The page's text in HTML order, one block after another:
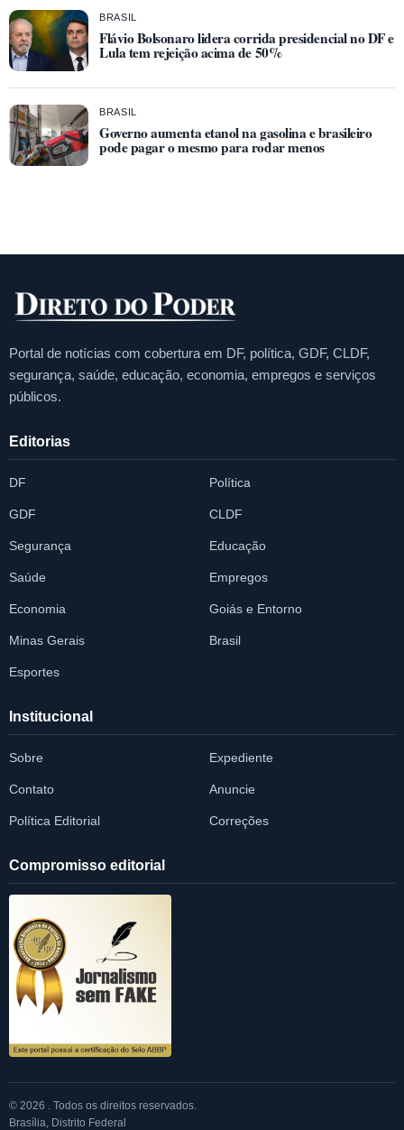
BRASIL
Flávio Bolsonaro lidera corrida presidencial no DF e
Lula tem rejeição acima de 50%
BRASIL
Governo aumenta etanol na gasolina e brasileiro
pode pagar o mesmo para rodar menos
Portal de notícias com cobertura em DF, política, GDF, CLDF,
segurança, saúde, educação, economia, empregos e serviços
públicos.
Editorias
DF Política
GDF CLDF
Segurança Educação
Saúde Empregos
Economia Goiás e Entorno
Minas Gerais Brasil
Esportes
Institucional
Sobre Expediente
Contato Anuncie
Política Editorial Correções
Compromisso editorial
© 2026 . Todos os direitos reservados.
Brasília, Distrito Federal